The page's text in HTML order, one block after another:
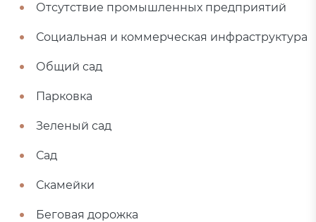
Отсутствие промышленных предприятий
Социальная и коммерческая инфраструктура
Общий сад
Парковка
Зеленый сад
Сад
Скамейки
Беговая дорожка